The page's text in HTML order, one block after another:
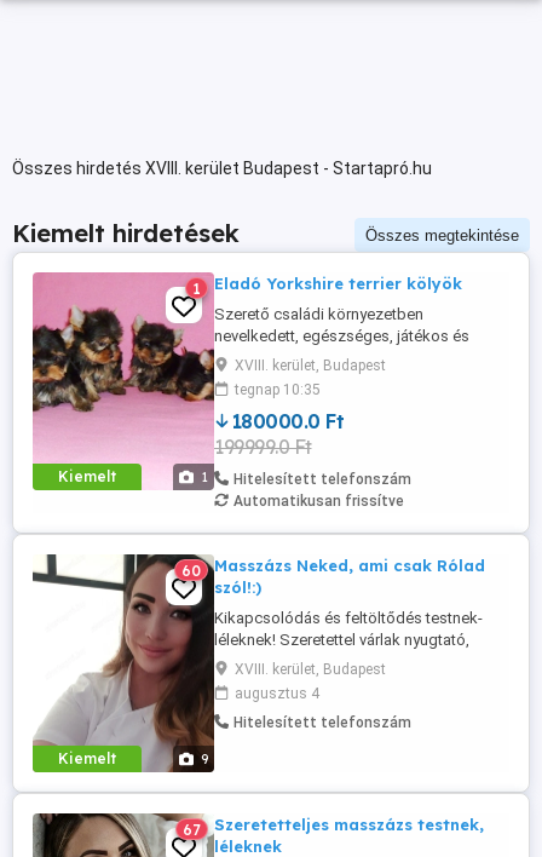
Összes hirdetés XVIII. kerület Budapest - Startapró.hu
Kiemelt hirdetések Összes megtekintése
Kiemelt 1
1 Eladó Yorkshire terrier kölyök
Szerető családi környezetben
nevelkedett, egészséges, játékos és
kiegyensúlyozott Yorkshire terrier kölyök
új, felelősségteljes különböző áron eladó,
gazdáját keresi. A kiskutya: 14 hetes,
korának megfelelő oltásokkal
rendelkezik, mikrochippel ellátott,
rendszeresen féreghajtott jól szocializált.
Kiváló ...
XVIII. kerület, Budapest
tegnap 10:35
180000.0 Ft
199999.0 Ft
Hitelesített telefonszám
Automatikusan frissítve
Kiemelt 9
60
Masszázs Neked, ami csak Rólad
szól!:)
Kikapcsolódás és feltöltődés testnek-
léleknek! Szeretettel várlak nyugtató,
lazító masszázsra, ahol a mindennapi
stresszt magad mögött hagyhatod.
Szakképzett masszőrként célom, hogy
ellazulj, felfrissülj, és új energiával töltődj
levelezgetésekre, ...
XVIII. kerület, Budapest
augusztus 4
Hitelesített telefonszám
67
Szeretetteljes masszázs testnek,
léleknek